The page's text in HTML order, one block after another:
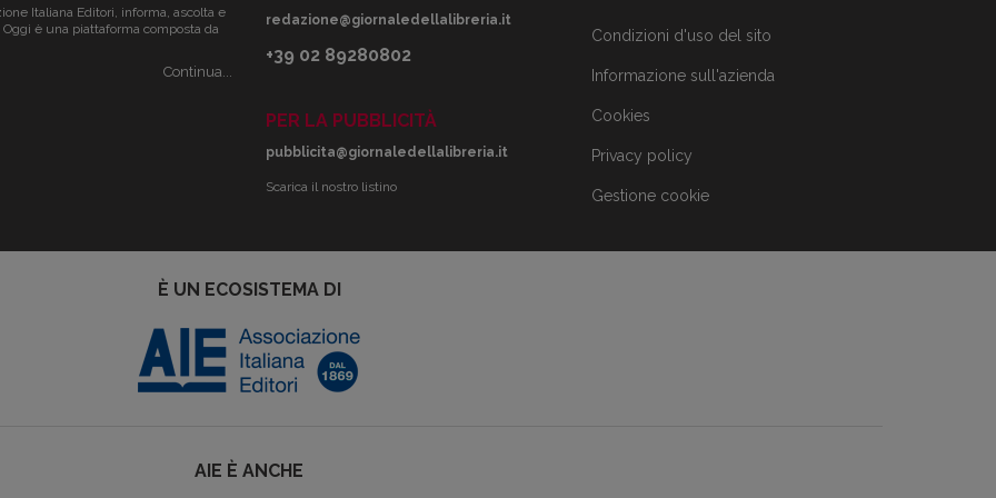
Italiana Editori, informa, ascolta e
è una piattaforma composta da
Continua...
redazione@giornaledellalibreria.it
+39 02 89280802
PER LA PUBBLICITÀ
pubblicita@giornaledellalibreria.it
Scarica il nostro listino
Condizioni d'uso del sito
Informazione sull'azienda
Cookies
Privacy policy
Gestione cookie
È UN ECOSISTEMA DI
AIE È ANCHE